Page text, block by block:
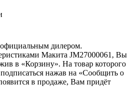
дилером.
Макита JM27000061, Вы
в «Корзину». На товар которого
нажав на «Сообщить о
в продаже, Вам придёт